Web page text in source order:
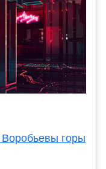
Воробьевы горы